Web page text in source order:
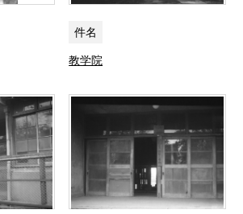
件名
教学院